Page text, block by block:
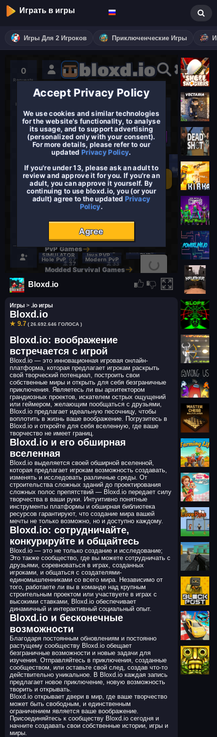
Играть в игры
Игры Для 2 Игроков Приключенческие Игры
Bloxd.io
Игры > .io игры
Bloxd.io
★ 9.7 ( 26.692.646 ГОЛОСА )
Bloxd.io: воображение
встречается с игрой
Bloxd.io — это инновационная игровая онлайн-
платформа, которая предлагает игрокам раскрыть
свой творческий потенциал, построить свои
собственные миры и открыть для себя безграничные
приключения. Являетесь ли вы архитектором
грандиозных проектов, искателем острых ощущений
или геймером, желающим пообщаться с друзьями,
Bloxd.io предлагает идеальную песочницу, чтобы
воплотить в жизнь ваше воображение. Погрузитесь в
Bloxd.io и откройте для себя вселенную, где ваше
творчество не имеет границ.
Bloxd.io и его обширная
вселенная
Bloxd.io выделяется своей обширной вселенной,
которая предлагает игрокам возможность создавать,
изменять и исследовать различные среды. От
строительства сложных зданий до проектирования
сложных полос препятствий — Bloxd.io передает силу
творчества в ваши руки. Интуитивно понятные
инструменты платформы и обширная библиотека
ресурсов гарантируют, что создание мира вашей
мечты не только возможно, но и доступно каждому.
Bloxd.io: сотрудничайте,
конкурируйте и общайтесь
Bloxd.io — это не только создание и исследование;
Это также сообщество, где вы можете сотрудничать с
друзьями, соревноваться в играх, созданных
игроками, и общаться с создателями-
единомышленниками со всего мира. Независимо от
того, работаете ли вы в команде над крупным
строительным проектом или участвуете в играх с
высокими ставками, Bloxd.io обеспечивает
динамичный и интерактивный социальный опыт.
Bloxd.io и бесконечные
возможности
Благодаря постоянным обновлениям и постоянно
растущему сообществу Bloxd.io обещает
безграничные возможности и новые задачи для
изучения. Отправляйтесь в приключения, созданные
сообществом, или оставьте свой след, создав что-то
действительно уникальное. В Bloxd.io каждая запись
предлагает новое приключение, новую возможность
творить и открывать.
Bloxd.io открывает двери в мир, где ваше творчество
может быть свободным, и единственным
ограничением является ваше воображение.
Присоединяйтесь к сообществу Bloxd.io сегодня и
начните создавать свои собственные истории, игры и
миры.